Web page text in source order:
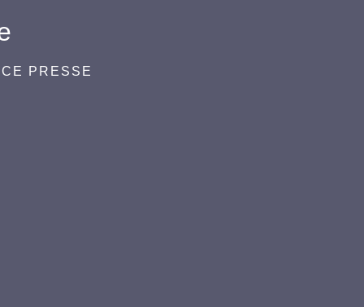
PRESSE